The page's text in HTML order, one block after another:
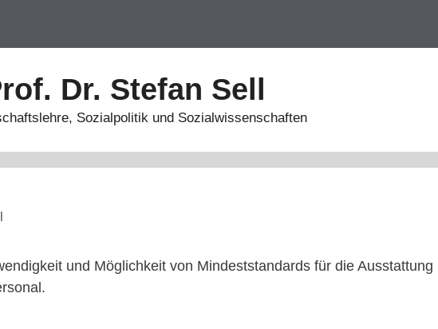
Dr. Stefan Sell
Sozialpolitik und Sozialwissenschaften
und Möglichkeit von Mindeststandards für die Ausstattung